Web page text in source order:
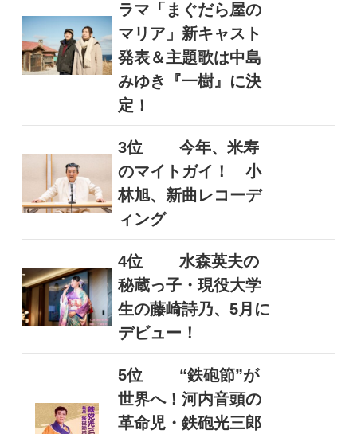
ラマ「まぐだら屋の
マリア」新キャスト
発表＆主題歌は中島
みゆき『一樹』に決
定！
3位
今年、米寿
のマイトガイ！ 小
林旭、新曲レコーデ
ィング
4位
水森英夫の
秘蔵っ子・現役大学
生の藤崎詩乃、5月に
デビュー！
5位
“鉄砲節”が
世界へ！河内音頭の
革命児・鉄砲光三郎